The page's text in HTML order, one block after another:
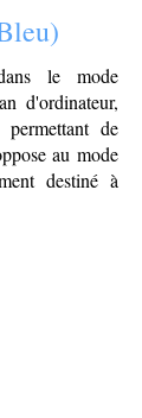
le mode
d'ordinateur,
de
au mode
destiné à